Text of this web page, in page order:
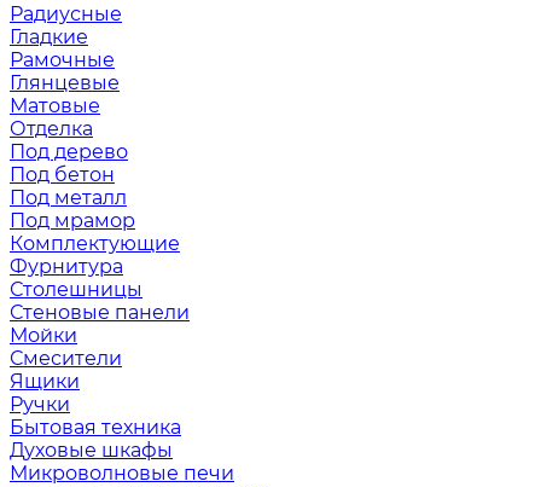
Радиусные
Гладкие
Рамочные
Глянцевые
Матовые
Отделка
Под дерево
Под бетон
Под металл
Под мрамор
Комплектующие
Фурнитура
Столешницы
Стеновые панели
Мойки
Смесители
Ящики
Ручки
Бытовая техника
Духовые шкафы
Микроволновые печи